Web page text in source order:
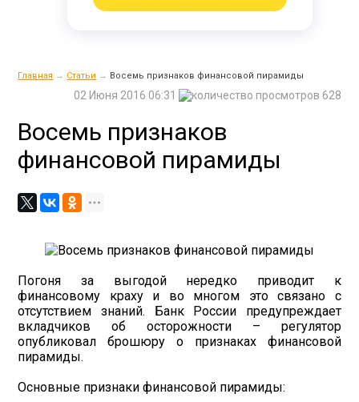
Главная → Статьи → Восемь признаков финансовой пирамиды
628
02 Июня 2016 06:31
Восемь признаков
финансовой пирамиды
Погоня за выгодой нередко приводит к
финансовому краху и во многом это связано с
отсутствием знаний. Банк России предупреждает
вкладчиков об осторожности – регулятор
опубликовал брошюру о признаках финансовой
пирамиды.
Основные признаки финансовой пирамиды: